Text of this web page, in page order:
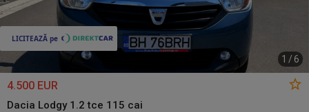
1 / 6
4.500 EUR
Dacia Lodgy 1.2 tce 115 cai